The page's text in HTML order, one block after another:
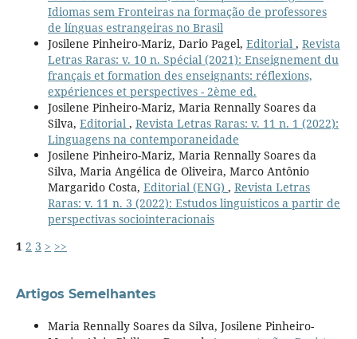
Idiomas sem Fronteiras na formação de professores
de línguas estrangeiras no Brasil
Josilene Pinheiro-Mariz, Dario Pagel, Editorial , Revista
Letras Raras: v. 10 n. Spécial (2021): Enseignement du
français et formation des enseignants: réflexions,
expériences et perspectives - 2ème ed.
Josilene Pinheiro-Mariz, Maria Rennally Soares da
Silva, Editorial , Revista Letras Raras: v. 11 n. 1 (2022):
Linguagens na contemporaneidade
Josilene Pinheiro-Mariz, Maria Rennally Soares da
Silva, Maria Angélica de Oliveira, Marco Antônio
Margarido Costa, Editorial (ENG) , Revista Letras
Raras: v. 11 n. 3 (2022): Estudos linguísticos a partir de
perspectivas sociointeracionais
1 2 3 > >>
Artigos Semelhantes
Maria Rennally Soares da Silva, Josilene Pinheiro-